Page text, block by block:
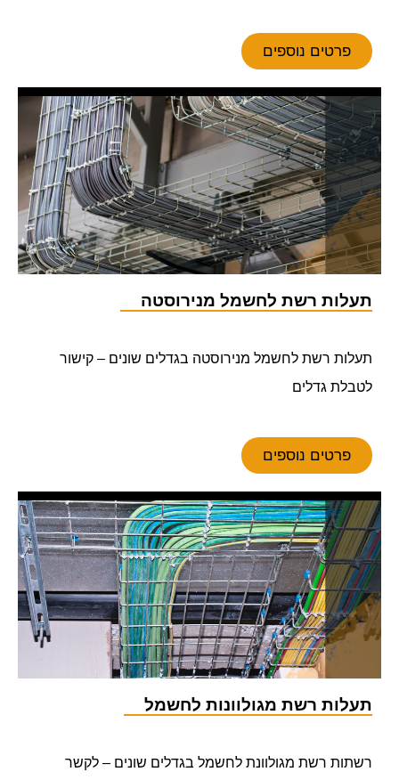
פרטים נוספים
תעלות רשת לחשמל מנירוסטה
תעלות רשת לחשמל מנירוסטה בגדלים שונים – קישור
לטבלת גדלים
פרטים נוספים
תעלות רשת מגולוונות לחשמל
רשתות רשת מגולוונת לחשמל בגדלים שונים – לקשר